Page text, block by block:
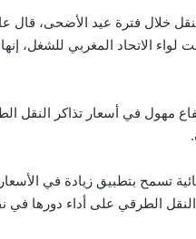
خلال فترة عيد الأضحى، قال
الاتحاد المغربي للشغل،
مهول في أسعار تذاكر النقل
الطرقي على أداء دورها في